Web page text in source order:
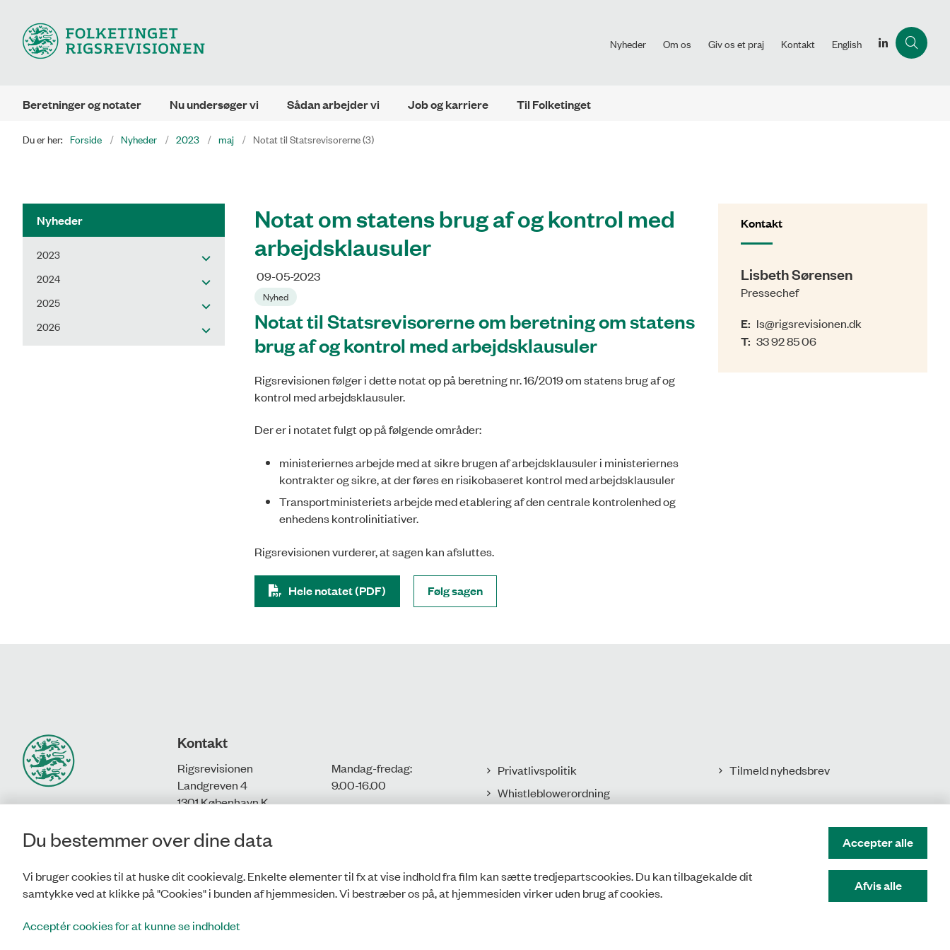
Nyheder Om os Giv os et praj Kontakt English
Beretninger og notater Nu undersøger vi Sådan arbejder vi Job og karriere Til Folketinget
Du er her: Forside Nyheder 2023 maj Notat til Statsrevisorerne (3)
Nyheder
2023
2024
2025
2026
Notat om statens brug af og kontrol med
arbejdsklausuler
09-05-2023
Nyhed
Notat til Statsrevisorerne om beretning om statens
brug af og kontrol med arbejdsklausuler
Rigsrevisionen følger i dette notat op på beretning nr. 16/2019 om statens brug af og
kontrol med arbejdsklausuler.
Der er i notatet fulgt op på følgende områder:
ministeriernes arbejde med at sikre brugen af arbejdsklausuler i ministeriernes
kontrakter og sikre, at der føres en risikobaseret kontrol med arbejdsklausuler
Transportministeriets arbejde med etablering af den centrale kontrolenhed og
enhedens kontrolinitiativer.
Rigsrevisionen vurderer, at sagen kan afsluttes.
Hele notatet (PDF) Følg sagen
Kontakt
Lisbeth Sørensen
Pressechef
E: ls@rigsrevisionen.dk
T: 33 92 85 06
Kontakt
Rigsrevisionen
Landgreven 4
1301 København K
T: 33 92 84 00
Mandag-fredag:
9.00-16.00​
Privatlivspolitik
Whistleblowerordning
Tilmeld nyhedsbrev
Du bestemmer over dine data
Vi bruger cookies til at huske dit cookievalg. Enkelte elementer til fx at vise indhold fra film kan sætte tredjepartscookies. Du kan tilbagekalde dit
samtykke ved at klikke på "Cookies" i bunden af hjemmesiden. Vi bestræber os på, at hjemmesiden virker uden brug af cookies.
Acceptér cookies for at kunne se indholdet
Accepter alle
Afvis alle